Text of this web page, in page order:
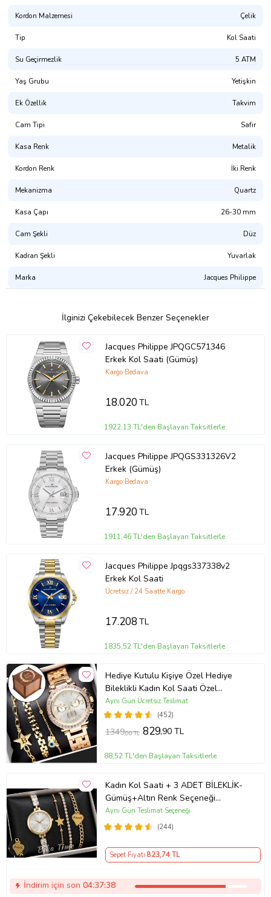
Kordon Malzemesi Çelik
Tip Kol Saati
Su Geçirmezlik 5 ATM
Yaş Grubu Yetişkin
Ek Özellik Takvim
Cam Tipi Safir
Kasa Renk Metalik
Kordon Renk İki Renk
Mekanizma Quartz
Kasa Çapı 26-30 mm
Cam Şekli Düz
Kadran Şekli Yuvarlak
Marka Jacques Philippe
İlginizi Çekebilecek Benzer Seçenekler
Jacques Philippe JPQGC571346
Erkek Kol Saati (Gümüş)
Kargo Bedava
18.020TL
1922,13 TL'den Başlayan Taksitlerle
Jacques Philippe JPQGS331326V2
Erkek (Gümüş)
Kargo Bedava
17.920TL
1911,46 TL'den Başlayan Taksitlerle
Jacques Philippe Jpqgs337338v2
Erkek Kol Saati
Ücretsiz / 24 Saatte Kargo
17.208TL
1835,52 TL'den Başlayan Taksitlerle
Hediye Kutulu Kişiye Özel Hediye
Bileklikli Kadın Kol Saati Özel
Kutusunda (Gold)
(452)
Aynı Gün Ücretsiz Teslimat
1349,00 TL 829,90 TL
88,52 TL'den Başlayan Taksitlerle
Kadın Kol Saati + 3 ADET BİLEKLİK-
Gümüş+Altın Renk Seçeneği
ayarlanabilir kordon Kadın Kol Saati
BİLEKLİK HEDİYE Altın Renk - Kız
(244)
Aynı Gün Teslimat Seçeneği
Sepet Fiyatı 823,74 TL
İndirim için son 04:37:38